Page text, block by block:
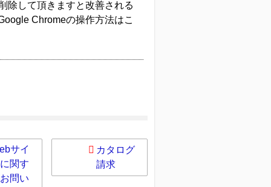
除して頂きますと改善される
Chromeの操作方法は‌こ
サイ
関す
問い
カタログ
請求